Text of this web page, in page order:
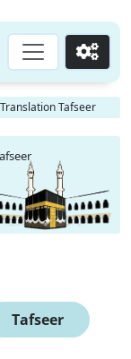
Go
Tafseer
Tafseer